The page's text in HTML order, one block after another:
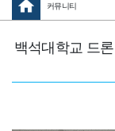
커뮤니티
백석대학교 드